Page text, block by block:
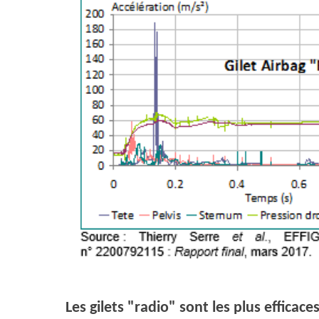
Les gilets "radio" sont les plus efficaces